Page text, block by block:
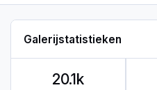
Galerijstatistieken
20.1k